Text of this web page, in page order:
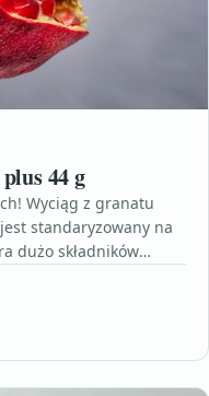
44 g
Wyciąg z granatu
standaryzowany na
dużo składników